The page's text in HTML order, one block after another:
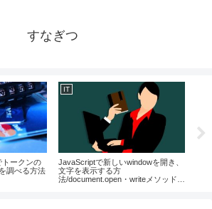
すなぎつ
トークンの
調べる方法
IT
JavaScriptで新しいwindowを開き、
文字を表示する方
法/document.open・writeメソッドの